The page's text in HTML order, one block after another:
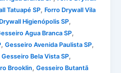
Tatuapé SP, Forro Drywall Vila
Higienópolis SP,
Agua Branca SP,
,Gesseiro Avenida Paulista SP,
Gesseiro Bela Vista SP,
Brooklin,Gesseiro Butantã